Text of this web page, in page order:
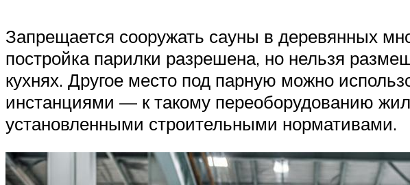
Запрещается сооружать сауны в деревянных
постройка парилки разрешена, но нельзя
кухнях. Другое место под парную можно
инстанциями — к такому переоборудованию
установленными строительными нормативами.